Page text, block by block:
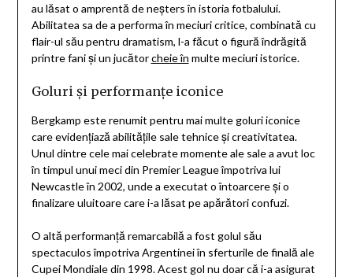
au lăsat o amprentă de neșters în istoria fotbalului.
Abilitatea sa de a performa în meciuri critice, combinată cu
flair-ul său pentru dramatism, l-a făcut o figură îndrăgită
printre fani și un jucătorcheie în multe meciuri istorice.
Goluri și performanțe iconice
Bergkamp este renumit pentru mai multe goluri iconice
care evidențiază abilitățile sale tehnice și creativitatea.
Unul dintre cele mai celebrate momente ale sale a avut loc
în timpul unui meci din Premier League împotriva lui
Newcastle în 2002, unde a executat o întoarcere și o
finalizare uluitoare care i-a lăsat pe apărători confuzi.
O altă performanță remarcabilă a fost golul său
spectaculos împotriva Argentinei în sferturile de finală ale
Cupei Mondiale din 1998. Acest gol nu doar că i-a asigurat